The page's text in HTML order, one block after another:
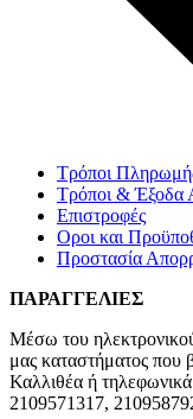
Τρόποι
Τρόποι & Έξοδα
Επιστροφές
Οροι και
Προστασία
ΠΑΡΑΓΓΕΛΙΕΣ
Μέσω του
μας καταστήματος που
Καλλιθέα ή
2109571317,